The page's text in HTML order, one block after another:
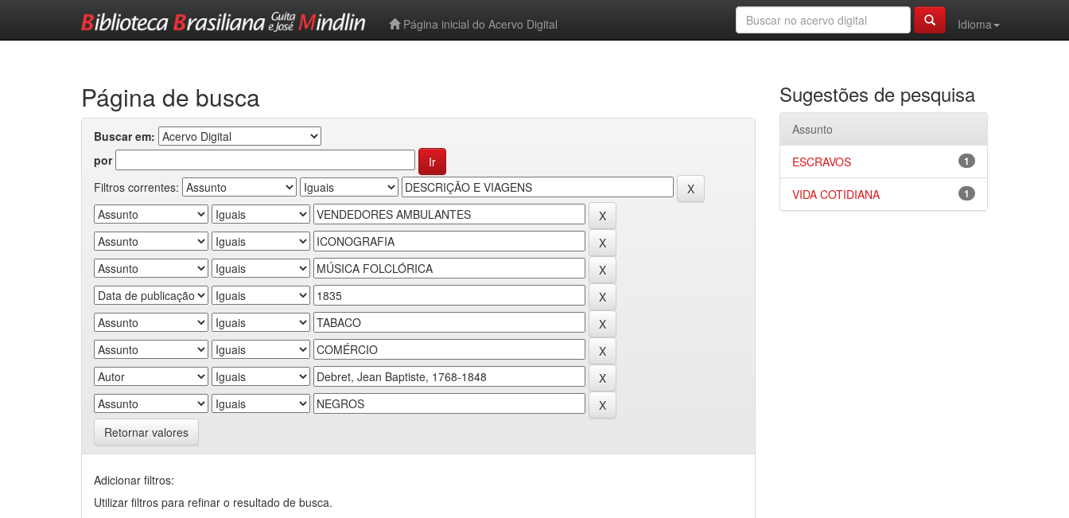
Página inicial do Acervo Digital
Idioma
Página de busca
Buscar em:
por
Filtros correntes:
Retornar valores
Adicionar filtros:
Utilizar filtros para refinar o resultado de busca.
Sugestões de pesquisa
Assunto
1
ESCRAVOS
1
VIDA COTIDIANA